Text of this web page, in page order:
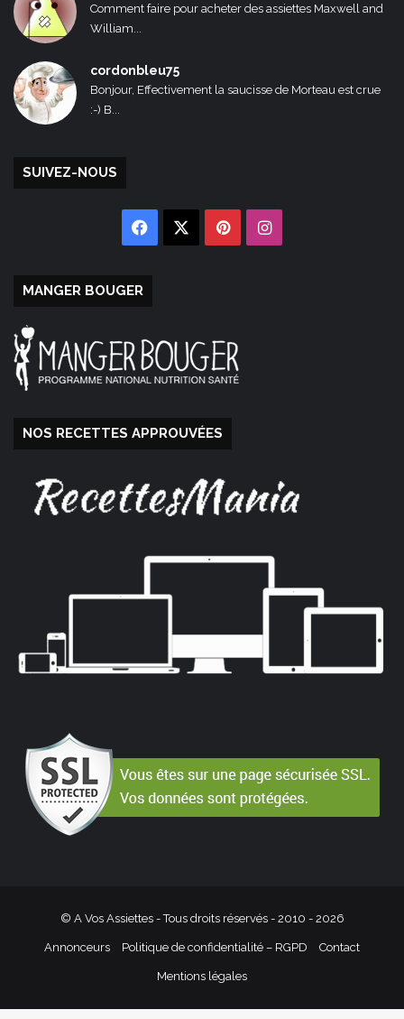
Comment faire pour acheter des assiettes Maxwell and
William...
cordonbleu75
Bonjour, Effectivement la saucisse de Morteau est crue
:-) B...
SUIVEZ-NOUS
Facebook PinterestInstagram
MANGER BOUGER
NOS RECETTES APPROUVÉES
© A Vos Assiettes - Tous droits réservés - 2010 - 2026
Annonceurs Politique de confidentialité – RGPD Contact
Mentions légales